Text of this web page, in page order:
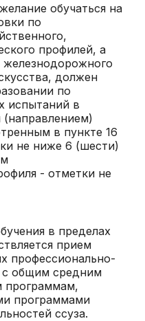
обучаться на
по
профилей, а
железнодорожного
должен
по
испытаний в
в пункте 16
не ниже 6 (шести)
- отметки не
в пределах
прием
профессионально-
с общим средним
программам,
программами
ссуза.